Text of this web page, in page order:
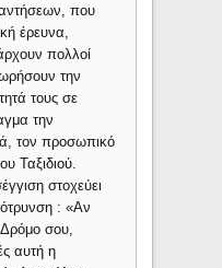
που
έρευνα,
πολλοί
την
τους σε
την
τον προσωπικό
Ταξιδιού.
στοχεύει
: «Αν
σου,
αυτή η